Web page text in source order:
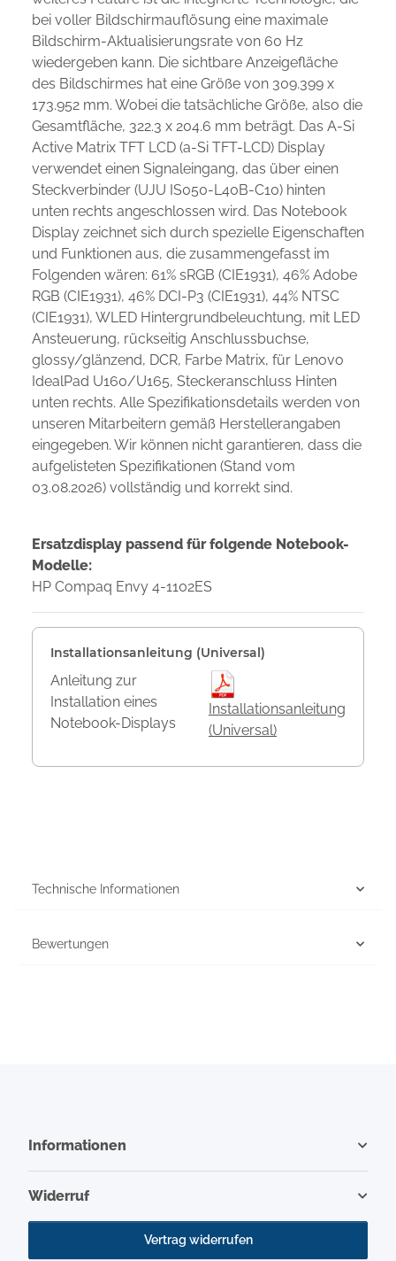
bei voller Bildschirmauflösung eine maximale
Bildschirm-Aktualisierungsrate von 60 Hz
wiedergeben kann. Die sichtbare Anzeigefläche
des Bildschirmes hat eine Größe von 309.399 x
173.952 mm. Wobei die tatsächliche Größe, also die
Gesamtfläche, 322.3 x 204.6 mm beträgt. Das A-Si
Active Matrix TFT LCD (a-Si TFT-LCD) Display
verwendet einen Signaleingang, das über einen
Steckverbinder (UJU IS050-L40B-C10) hinten
unten rechts angeschlossen wird. Das Notebook
Display zeichnet sich durch spezielle Eigenschaften
und Funktionen aus, die zusammengefasst im
Folgenden wären: 61% sRGB (CIE1931), 46% Adobe
RGB (CIE1931), 46% DCI-P3 (CIE1931), 44% NTSC
(CIE1931), WLED Hintergrundbeleuchtung, mit LED
Ansteuerung, rückseitig Anschlussbuchse,
glossy/glänzend, DCR, Farbe Matrix, für Lenovo
IdealPad U160/U165, Steckeranschluss Hinten
unten rechts. Alle Spezifikationsdetails werden von
unseren Mitarbeitern gemäß Herstellerangaben
eingegeben. Wir können nicht garantieren, dass die
aufgelisteten Spezifikationen (Stand vom
03.08.2026) vollständig und korrekt sind.
Ersatzdisplay passend für folgende Notebook-
Modelle:
HP Compaq Envy 4-1102ES
Installationsanleitung (Universal)
Anleitung zur
Installation eines
Notebook-Displays
Installationsanleitung
(Universal)
Technische Informationen
Bewertungen
Informationen
Widerruf
Vertrag widerrufen